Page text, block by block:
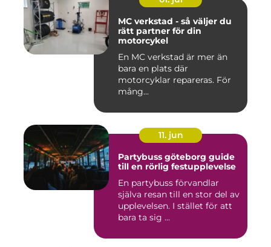
MC verkstad - så väljer du
rätt partner för din
motorcykel
En MC verkstad är mer än
bara en plats där
motorcyklar repareras. För
mång...
11. jun
Partybuss göteborg guide
till en rörlig festupplevelse
En partybuss förvandlar
själva resan till en stor del av
upplevelsen. I stället för att
bara ta sig ...